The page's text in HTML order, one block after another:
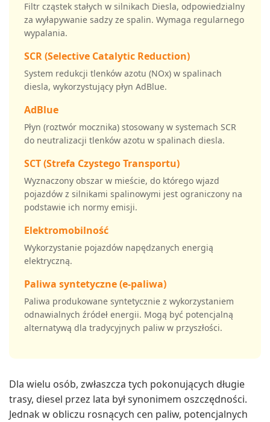
Filtr cząstek stałych w silnikach Diesla, odpowiedzialny
za wyłapywanie sadzy ze spalin. Wymaga regularnego
wypalania.
SCR (Selective Catalytic Reduction)
System redukcji tlenków azotu (NOx) w spalinach
diesla, wykorzystujący płyn AdBlue.
AdBlue
Płyn (roztwór mocznika) stosowany w systemach SCR
do neutralizacji tlenków azotu w spalinach diesla.
SCT (Strefa Czystego Transportu)
Wyznaczony obszar w mieście, do którego wjazd
pojazdów z silnikami spalinowymi jest ograniczony na
podstawie ich normy emisji.
Elektromobilność
Wykorzystanie pojazdów napędzanych energią
elektryczną.
Paliwa syntetyczne (e-paliwa)
Paliwa produkowane syntetycznie z wykorzystaniem
odnawialnych źródeł energii. Mogą być potencjalną
alternatywą dla tradycyjnych paliw w przyszłości.
Dla wielu osób, zwłaszcza tych pokonujących długie
trasy, diesel przez lata był synonimem oszczędności.
Jednak w obliczu rosnących cen paliw, potencjalnych